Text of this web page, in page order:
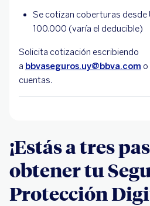
Se cotizan coberturas desde
100.000 (varía el deducible)
Solicita cotización escribiendo
a bbvaseguros.uy@bbva.com
cuentas.
¡Estás a tres
obtener tu
Protección